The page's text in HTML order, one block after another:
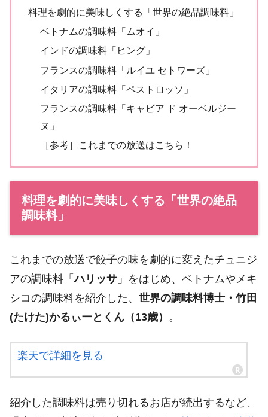
料理を劇的に美味しくする「世界の絶品調味料」
ベトナムの調味料「ムオイ」
インドの調味料「ヒング」
フランスの調味料「ルイユ セトワーズ」
イタリアの調味料「ペストロッソ」
フランスの調味料「キャビア ド オーベルジー
ヌ」
［参考］これまでの放送はこちら！
料理を劇的に美味しくする「世界の絶品
調味料」
これまでの放送で餃子の味を劇的に変えたチュニジ
アの調味料「ハリッサ 」をはじめ、ベトナムやメキ
シコの調味料を紹介した、 世界の調味料博士・竹田
(たけた)かるぃーとくん（13歳） 。
楽天で詳細を見る
紹介した調味料は売り切れるお店が続出するなど、